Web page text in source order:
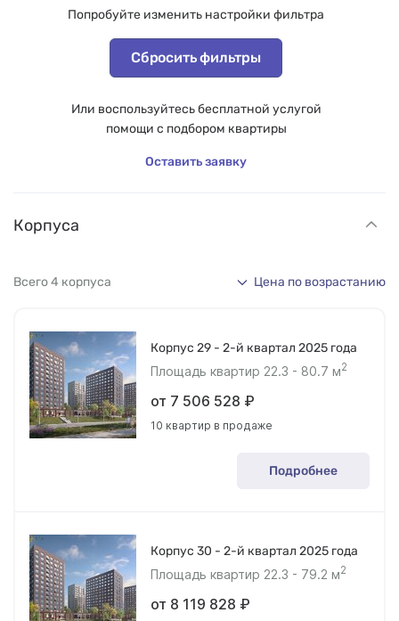
Попробуйте изменить настройки фильтра
Сбросить фильтры
Или воспользуйтесь бесплатной услугой
помощи с подбором квартиры
Оставить заявку
Корпуса
Всего 4 корпуса Цена по возрастанию
Корпус 29 - 2-й квартал 2025 года
Площадь квартир 22.3 - 80.7 м2
от 7 506 528 ₽
10 квартир в продаже
Подробнее
Корпус 30 - 2-й квартал 2025 года
Площадь квартир 22.3 - 79.2 м2
от 8 119 828 ₽